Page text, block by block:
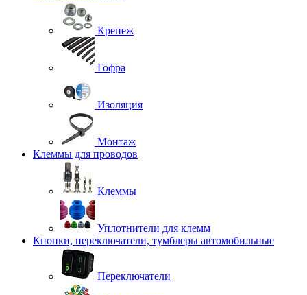
Крепеж
Гофра
Изоляция
Монтаж
Клеммы для проводов
Клеммы
Уплотнители для клемм
Кнопки, переключатели, тумблеры автомобильные
Переключатели